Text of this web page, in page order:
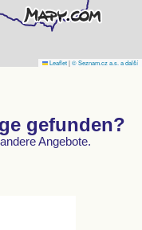
Leaflet|© Seznam.cz a.s. a další
gefunden?
Angebote.